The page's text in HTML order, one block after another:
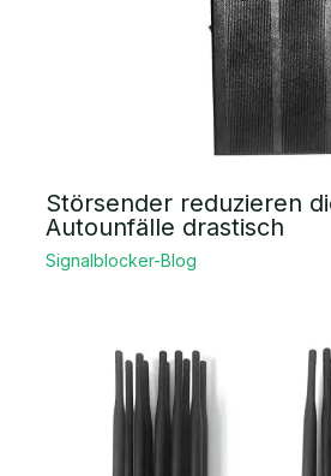
Störsender reduzieren
Autounfälle drastisch
Signalblocker-Blog